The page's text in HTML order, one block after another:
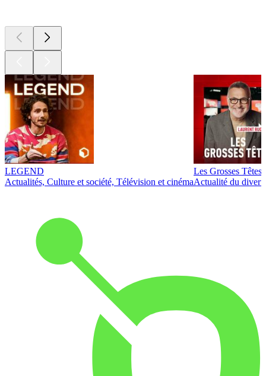
LEGEND
Actualités, Culture et société, Télévision et cinéma
Les Grosses Têtes
Actualité du